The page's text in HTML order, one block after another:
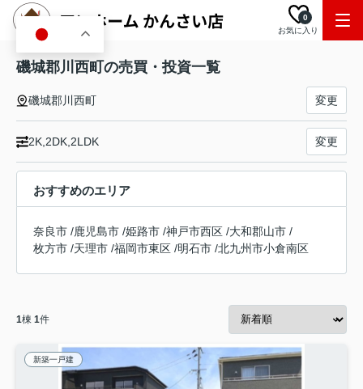
お気に入り
0
磯城郡川西町の売買・投資一覧
磯城郡川西町 変更
2K,2DK,2LDK 変更
おすすめのエリア
奈良市 /鹿児島市 /姫路市 /神戸市西区 /大和郡山市 /
枚方市 /天理市 /福岡市東区 /明石市 /北九州市小倉南区
1棟 1件
新築一戸建